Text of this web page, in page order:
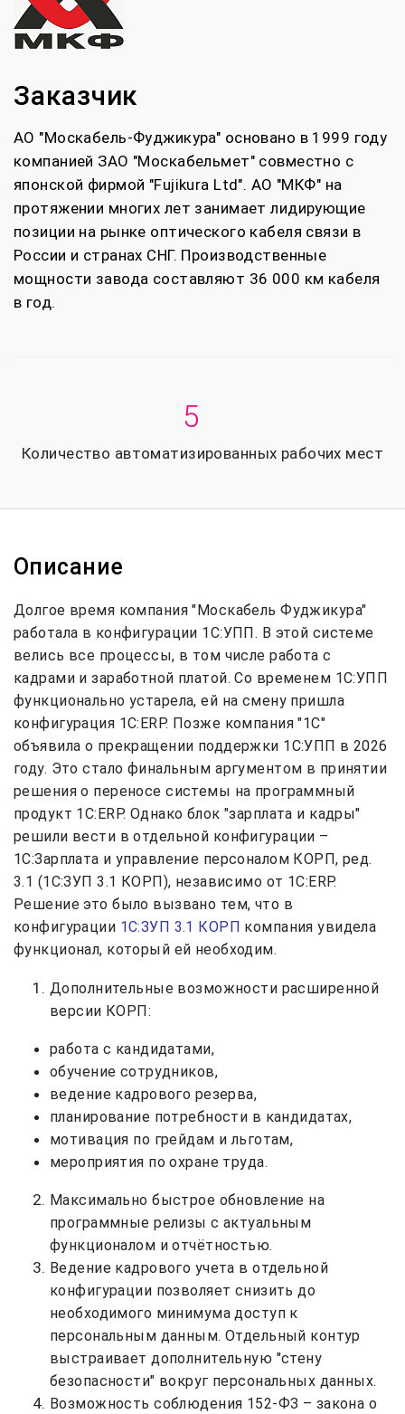
Заказчик
АО "Москабель-Фуджикура" основано в 1999 году
компанией ЗАО "Москабельмет" совместно с
японской фирмой "Fujikura Ltd". АО "МКФ" на
протяжении многих лет занимает лидирующие
позиции на рынке оптического кабеля связи в
России и странах СНГ. Производственные
мощности завода составляют 36 000 км кабеля
в год.
5
Количество автоматизированных рабочих мест
Описание
Долгое время компания "Москабель Фуджикура"
работала в конфигурации 1С:УПП. В этой системе
велись все процессы, в том числе работа с
кадрами и заработной платой. Со временем 1С:УПП
функционально устарела, ей на смену пришла
конфигурация 1С:ERP. Позже компания "1С"
объявила о прекращении поддержки 1С:УПП в 2026
году. Это стало финальным аргументом в принятии
решения о переносе системы на программный
продукт 1С:ERP. Однако блок "зарплата и кадры"
решили вести в отдельной конфигурации –
1С:Зарплата и управление персоналом КОРП, ред.
3.1 (1С:ЗУП 3.1 КОРП), независимо от 1С:ERP.
Решение это было вызвано тем, что в
конфигурации 1С:ЗУП 3.1 КОРП компания увидела
функционал, который ей необходим.
Дополнительные возможности расширенной
версии КОРП:
работа с кандидатами,
обучение сотрудников,
ведение кадрового резерва,
планирование потребности в кандидатах,
мотивация по грейдам и льготам,
мероприятия по охране труда.
Максимально быстрое обновление на
программные релизы с актуальным
функционалом и отчётностью.
Ведение кадрового учета в отдельной
конфигурации позволяет снизить до
необходимого минимума доступ к
персональным данным. Отдельный контур
выстраивает дополнительную "стену
безопасности" вокруг персональных данных.
Возможность соблюдения 152-ФЗ – закона о